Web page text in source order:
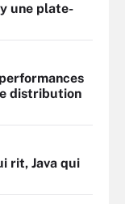
une plate-
distribution
rit, Java qui